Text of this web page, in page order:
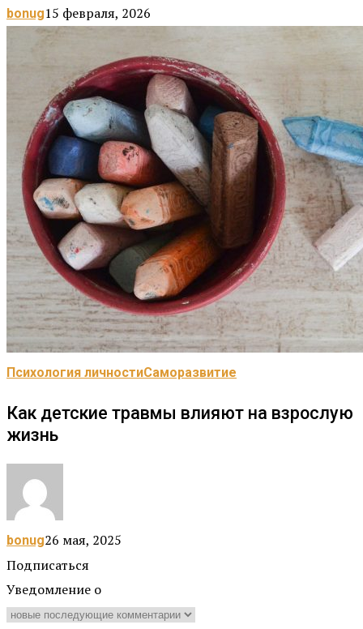
bonug15 февраля, 2026
Психология личностиСаморазвитие
Как детские травмы влияют на взрослую
жизнь
bonug26 мая, 2025
Подписаться
Уведомление о